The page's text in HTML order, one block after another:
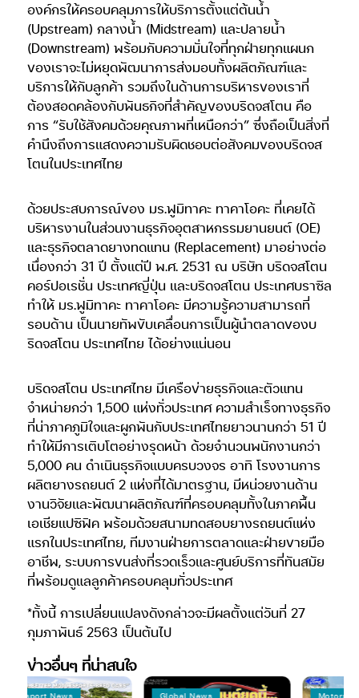
องค์กรให้ครอบคลุมการให้บริการตั้งแต่ต้นน้ำ
(Upstream) กลางน้ำ (Midstream) และปลายน้ำ
(Downstream) พร้อมกับความมั่นใจที่ทุกฝ่ายทุกแผนก
ของเราจะไม่หยุดพัฒนาการส่งมอบทั้งผลิตภัณฑ์และ
บริการให้กับลูกค้า รวมถึงในด้านการบริหารของเราที่
ต้องสอดคล้องกับพันธกิจที่สำคัญของบริดจสโตน คือ
การ “รับใช้สังคมด้วยคุณภาพที่เหนือกว่า” ซึ่งถือเป็นสิ่งที่
คำนึงถึงการแสดงความรับผิดชอบต่อสังคมของบริดจส
โตนในประเทศไทย
ด้วยประสบการณ์ของ มร.ฟูมิทาคะ ทาคาโอคะ ที่เคยได้
บริหารงานในส่วนงานธุรกิจอุตสาหกรรมยานยนต์ (OE)
และธุรกิจตลาดยางทดแทน (Replacement) มาอย่างต่อ
เนื่องกว่า 31 ปี ตั้งแต่ปี พ.ศ. 2531 ณ บริษัท บริดจสโตน
คอร์ปอเรชั่น ประเทศญี่ปุ่น และบริดจสโตน ประเทศบราซิล
ทำให้ มร.ฟูมิทาคะ ทาคาโอคะ มีความรู้ความสามารถที่
รอบด้าน เป็นนายทัพขับเคลื่อนการเป็นผู้นำตลาดของบ
ริดจสโตน ประเทศไทย ได้อย่างแน่นอน
บริดจสโตน ประเทศไทย มีเครือข่ายธุรกิจและตัวแทน
จำหน่ายกว่า 1,500 แห่งทั่วประเทศ ความสำเร็จทางธุรกิจ
ที่น่าภาคภูมิใจและผูกพันกับประเทศไทยยาวนานกว่า 51 ปี
ทำให้มีการเติบโตอย่างรุดหน้า ด้วยจำนวนพนักงานกว่า
5,000 คน ดำเนินธุรกิจแบบครบวงจร อาทิ โรงงานการ
ผลิตยางรถยนต์ 2 แห่งที่ได้มาตรฐาน, มีหน่วยงานด้าน
งานวิจัยและพัฒนาผลิตภัณฑ์ที่ครอบคลุมทั้งในภาคพื้น
เอเชียแปซิฟิค พร้อมด้วยสนามทดสอบยางรถยนต์แห่ง
แรกในประเทศไทย, ทีมงานฝ่ายการตลาดและฝ่ายขายมือ
อาชีพ, ระบบการขนส่งที่รวดเร็วและศูนย์บริการที่ทันสมัย
ที่พร้อมดูแลลูกค้าครอบคลุมทั่วประเทศ
*ทั้งนี้ การเปลี่ยนแปลงดังกล่าวจะมีผลตั้งแต่วันที่ 27
กุมภาพันธ์ 2563 เป็นต้นไป
ข่าวอื่นๆ ที่น่าสนใจ
News Global News Motorsport